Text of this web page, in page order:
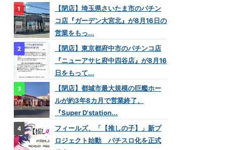
【閉店】埼玉県さいたま市のパチン
コ店『ガーデン大宮北』が8月16日の
営業をもっ...
【閉店】東京都府中市のパチンコ店
『ニューアサヒ府中四谷店』が8月16
日をもって...
【閉店】都城市最大規模の巨艦ホー
ルが約3年8カ月で営業終了、
『Super D'station...
フィールズ、「【推しの子】」新プ
ロジェクト始動 パチスロ化を正式